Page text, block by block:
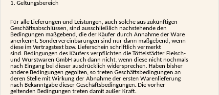
1. Geltungsbereich
Für alle Lieferungen und Leistungen, auch solche aus zukünftigen
Geschäftsabschlüssen, sind ausschließlich nachstehende den
Bedingungen maßgebend, die der Käufer durch Annahme der Ware
anerkennt. Sondervereinbarungen sind nur dann maßgebend, wenn
diese im Vertragstext bzw. Lieferschein schriftlich vermerkt
sind. Bedingungen des Käufers verpflichten die Töttelstädter Fleisch-
und Wurstwaren GmbH auch dann nicht, wenn diese nicht nochmals
nach Eingang bei dieser ausdrücklich widersprechen. Haben bisher
andere Bedingungen gegolten, so treten Geschäftsbedingungen an
deren Stelle mit Wirkung der Abnahme der ersten Warenlieferung
nach Bekanntgabe dieser Geschäftsbedingungen. Die vorher
geltenden Bedingungen treten damit außer Kraft.